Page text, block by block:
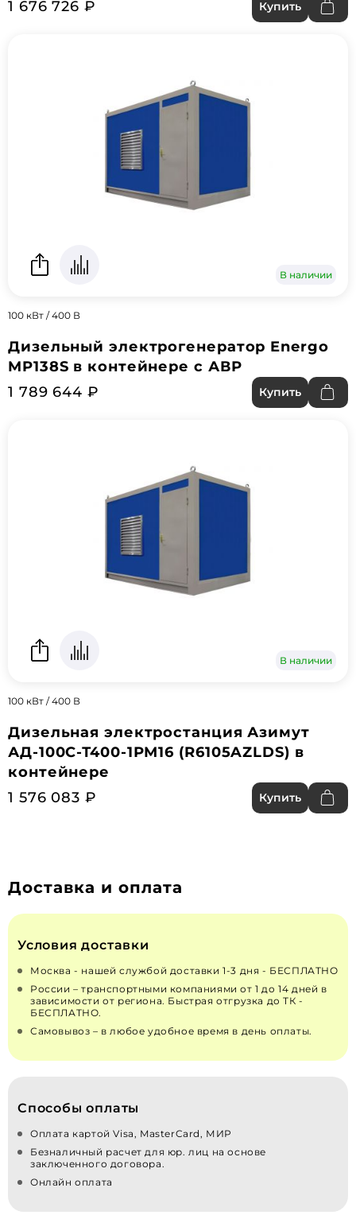
1 676 726 ₽ Купить
В наличии
100 кВт / 400 В
Дизельный электрогенератор Energo
MP138S в контейнере с АВР
1 789 644 ₽
Купить
В наличии
100 кВт / 400 В
Дизельная электростанция Азимут
АД-100С-Т400-1РМ16 (R6105AZLDS) в
контейнере
1 576 083 ₽
Купить
Доставка и оплата
Условия доставки
Москва - нашей службой доставки 1-3 дня - БЕСПЛАТНО
России – транспортными компаниями от 1 до 14 дней в
зависимости от региона. Быстрая отгрузка до ТК -
БЕСПЛАТНО.
Самовывоз – в любое удобное время в день оплаты.
Способы оплаты
Оплата картой Visa, MasterCard, МИР
Безналичный расчет для юр. лиц на основе
заключенного договора.
Онлайн оплата